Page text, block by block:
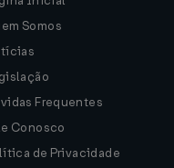
Somos
Frequentes
Conosco
de Privacidade